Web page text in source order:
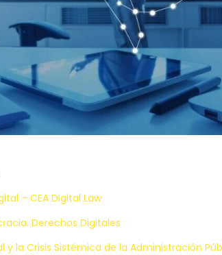
– CEA Digital Law
Derechos Digitales
y la Crisis Sistémica de la Administración